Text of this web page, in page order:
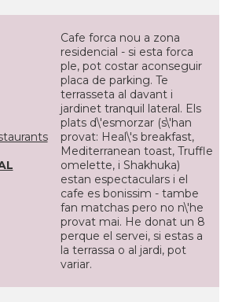
Cafe forca nou a zona
residencial - si esta forca
ple, pot costar aconseguir
placa de parking. Te
terrasseta al davant i
jardinet tranquil lateral. Els
plats d\'esmorzar (s\'han
provat: Heal\'s breakfast,
Mediterranean toast, Truffle
omelette, i Shakhuka)
estan espectaculars i el
cafe es bonissim - tambe
fan matchas pero no n\'he
provat mai. He donat un 8
perque el servei, si estas a
la terrassa o al jardi, pot
variar.